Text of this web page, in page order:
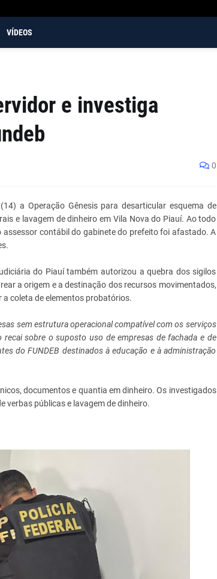
VÍDEOS
e investiga
0
a Operação Gênesis para desarticular esquema de
e lavagem de dinheiro em Vila Nova do Piauí. Ao todo
contábil do gabinete do prefeito foi afastado. A
do Piauí também autorizou a quebra dos sigilos
a origem e a destinação dos recursos movimentados,
coleta de elementos probatórios.
sem estrutura operacional compatível com os serviços
sobre o suposto uso de empresas de fachada e de
do FUNDEB destinados à educação e à administração
documentos e quantia em dinheiro. Os investigados
verbas públicas e lavagem de dinheiro.